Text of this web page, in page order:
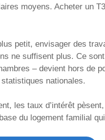
moyens. Acheter un
petit, envisager des
ne suffisent plus. Ce
– devient hors de
nationales.
les taux d’intérêt
du logement familial